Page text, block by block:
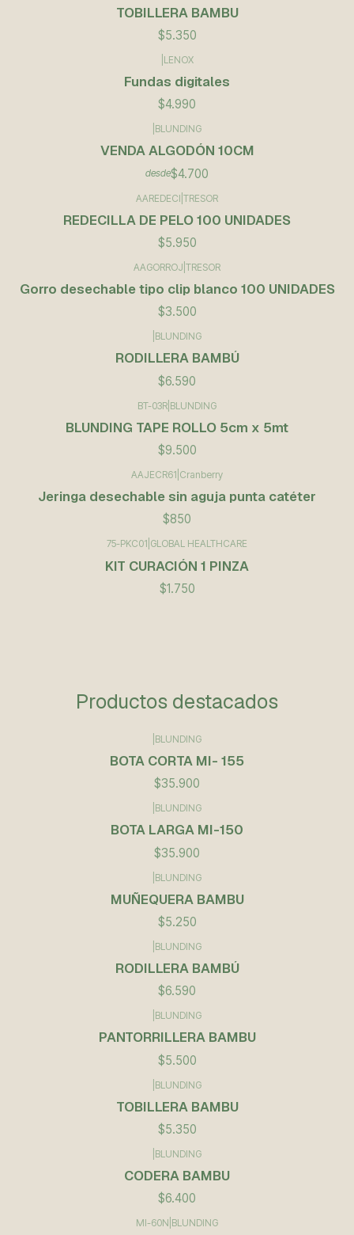
TOBILLERA BAMBU
$5.350
LENOX
Fundas digitales
$4.990
BLUNDING
VENDA ALGODÓN 10CM
desde$4.700
AAREDECI TRESOR
REDECILLA DE PELO 100 UNIDADES
$5.950
AAGORROJ TRESOR
Gorro desechable tipo clip blanco 100 UNIDADES
$3.500
BLUNDING
RODILLERA BAMBÚ
$6.590
BT-03R BLUNDING
BLUNDING TAPE ROLLO 5cm x 5mt
$9.500
AAJECR61 Cranberry
Jeringa desechable sin aguja punta catéter
$850
75-PKC01 GLOBAL HEALTHCARE
KIT CURACIÓN 1 PINZA
$1.750
Productos destacados
BLUNDING
BOTA CORTA MI- 155
$35.900
BLUNDING
BOTA LARGA MI-150
$35.900
BLUNDING
MUÑEQUERA BAMBU
$5.250
BLUNDING
RODILLERA BAMBÚ
$6.590
BLUNDING
PANTORRILLERA BAMBU
$5.500
BLUNDING
TOBILLERA BAMBU
$5.350
BLUNDING
CODERA BAMBU
$6.400
MI-60N BLUNDING